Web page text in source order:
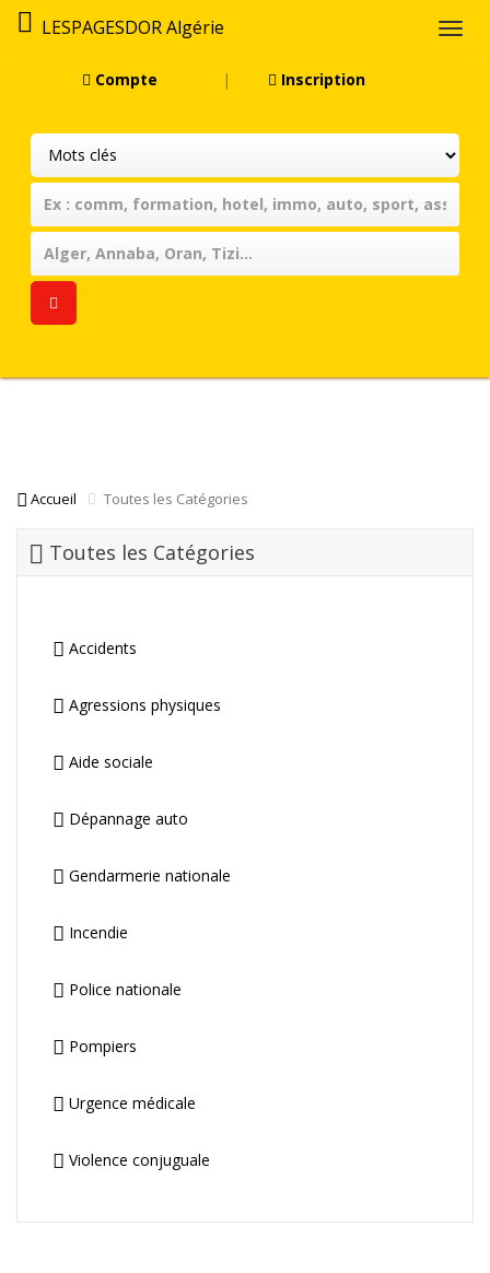
LESPAGESDOR Algérie
Compte
| Inscription
Accueil Toutes les Catégories
Toutes les Catégories
Accidents
Agressions physiques
Aide sociale
Dépannage auto
Gendarmerie nationale
Incendie
Police nationale
Pompiers
Urgence médicale
Violence conjuguale